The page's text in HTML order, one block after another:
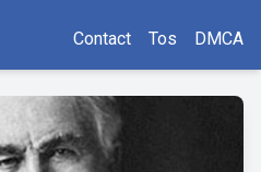
Contact Tos DMCA